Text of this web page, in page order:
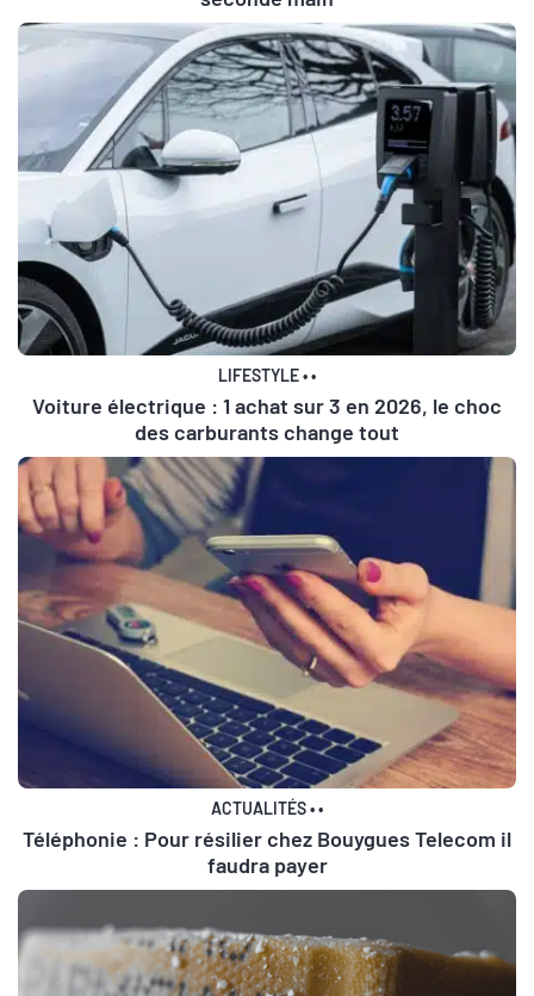
LIFESTYLE••
Voiture électrique : 1 achat sur 3 en 2026, le choc
des carburants change tout
ACTUALITÉS••
Téléphonie : Pour résilier chez Bouygues Telecom il
faudra payer